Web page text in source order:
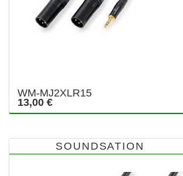
WM-MJ2XLR15
13,00 €
SOUNDSATION